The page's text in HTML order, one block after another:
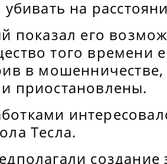
на
показал его
того времени
в
приостановлены.
Тесла.
создание